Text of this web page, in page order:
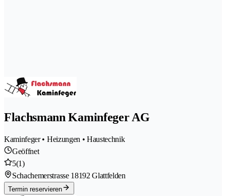
Flachsmann Kaminfeger AG
Kaminfeger • Heizungen • Haustechnik
Geöffnet
5(1)
Schachemerstrasse 18192 Glattfelden
Termin reservieren